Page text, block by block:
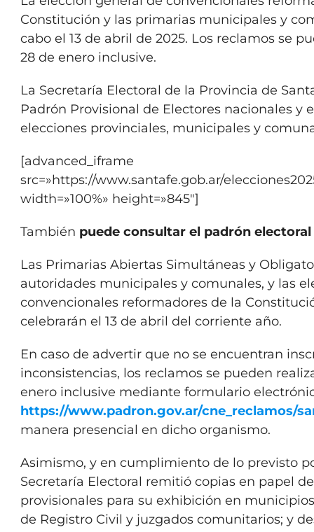
Constitución y las primarias municipales y
cabo el 13 de abril de 2025. Los reclamos se
28 de enero inclusive.
La Secretaría Electoral de la Provincia de
Padrón Provisional de Electores nacionales y
elecciones provinciales, municipales y
[advanced_iframe
src=»https://www.santafe.gob.ar/
width=»100%» height=»845″]
También puede consultar el padrón
Las Primarias Abiertas Simultáneas y
autoridades municipales y comunales, y las
convencionales reformadores de la
celebrarán el 13 de abril del corriente año.
En caso de advertir que no se encuentran
inconsistencias, los reclamos se pueden
enero inclusive mediante formulario
https://www.padron.gov.ar/cne_reclamos/
manera presencial en dicho organismo.
Asimismo, y en cumplimiento de lo previsto
Secretaría Electoral remitió copias en papel
provisionales para su exhibición en
de Registro Civil y juzgados comunitarios; y